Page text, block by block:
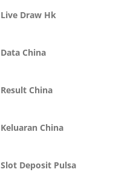
Live Draw Hk
Data China
Result China
Keluaran China
Slot Deposit Pulsa